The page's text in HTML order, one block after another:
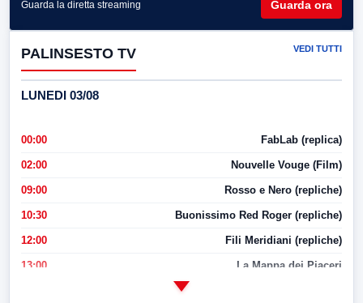
Guarda la diretta streaming Guarda ora
PALINSESTO TV VEDI TUTTI
LUNEDI 03/08
00:00 FabLab (replica)
02:00 Nouvelle Vouge (Film)
09:00 Rosso e Nero (repliche)
10:30 Buonissimo Red Roger (repliche)
12:00 Fili Meridiani (repliche)
13:00 La Mappa dei Piaceri